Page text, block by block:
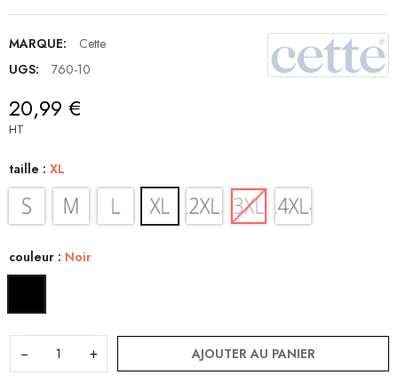
MARQUE:
Cette
UGS:
760-10
20,99 €
HT
taille : XL
couleur : Noir
− + AJOUTER AU PANIER